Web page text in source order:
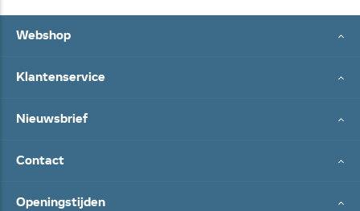
Webshop
Klantenservice
Nieuwsbrief
Contact
Openingstijden